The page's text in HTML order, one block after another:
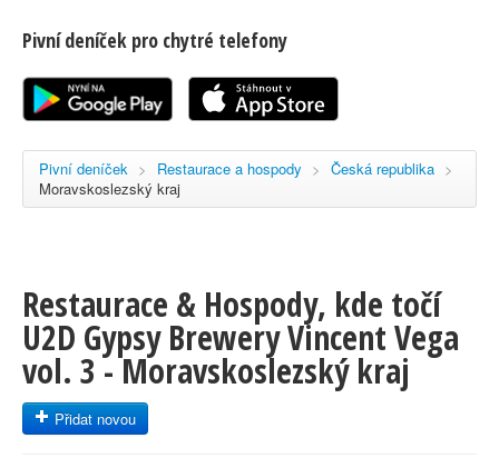
Registrace
Pivní deníček pro chytré telefony
Pivní deníček > Restaurace a hospody > Česká republika >
Moravskoslezský kraj
Restaurace & Hospody, kde točí
U2D Gypsy Brewery Vincent Vega
vol. 3 - Moravskoslezský kraj
Přidat novou